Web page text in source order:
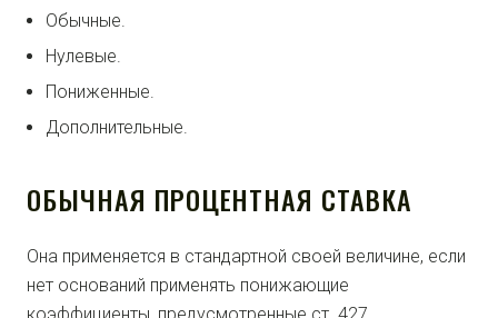
Обычные.
Нулевые.
Пониженные.
Дополнительные.
ОБЫЧНАЯ ПРОЦЕНТНАЯ СТАВКА
Она применяется в стандартной своей величине, если
нет оснований применять понижающие